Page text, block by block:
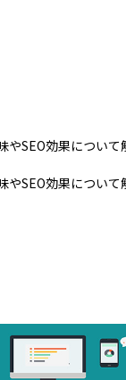
やSEO効果について
やSEO効果について